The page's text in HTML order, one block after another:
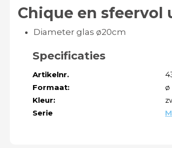
Chique en sfeervol
Diameter glas ø20cm
Specificaties
Artikelnr.
Formaat:
ø
Kleur:
Serie